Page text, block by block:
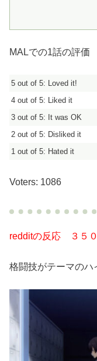
MALでの1話の評価
5 out of 5: Loved it!
4 out of 5: Liked it
3 out of 5: It was OK
2 out of 5: Disliked it
1 out of 5: Hated it
Voters: 1086
redditの反応 ３５０
格闘技がテーマのハ